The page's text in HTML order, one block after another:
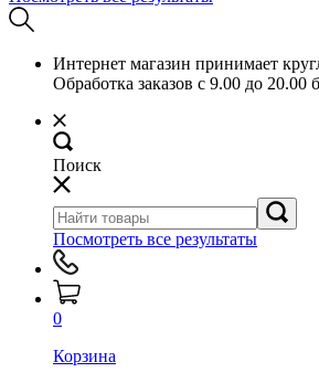
Интернет магазин принимает
Обработка заказов с 9.00 до 20.00
Поиск
Посмотреть все результаты
0
Корзина